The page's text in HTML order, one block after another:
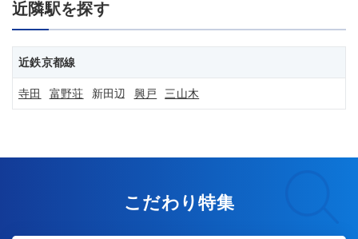
近隣駅を探す
近鉄京都線
寺田 富野荘 新田辺 興戸 三山木
こだわり特集